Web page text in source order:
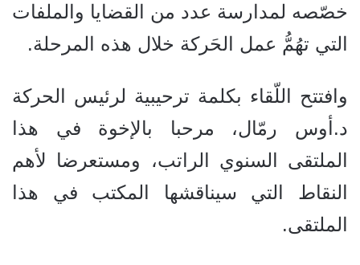
خصّصه لمدارسة عدد من القضايا والملفات
التي تهُمُّ عمل الحَركة خلال هذه المرحلة.
وافتتح اللّقاء بكلمة ترحيبية لرئيس الحركة
د.أوس رمّال، مرحبا بالإخوة في هذا
الملتقى السنوي الراتب، ومستعرضا لأهم
النقاط التي سيناقشها المكتب في هذا
الملتقى.